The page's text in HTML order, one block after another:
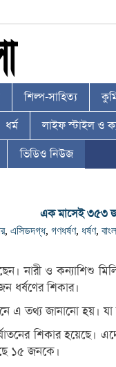
শিল্প-সাহিত্য
ধর্ম লাইফ স্টাইল ও
ভিডিও নিউজ
এক মাসেই ৩৫৩
, এসিডদগ্ধ, গণধর্ষণ, ধর্ষণ,
নারী ও কন্যাশিশু
ধর্ষণের শিকার।
তথ্য জানানো হয়। যা
শিকার
১৫ জনকে।